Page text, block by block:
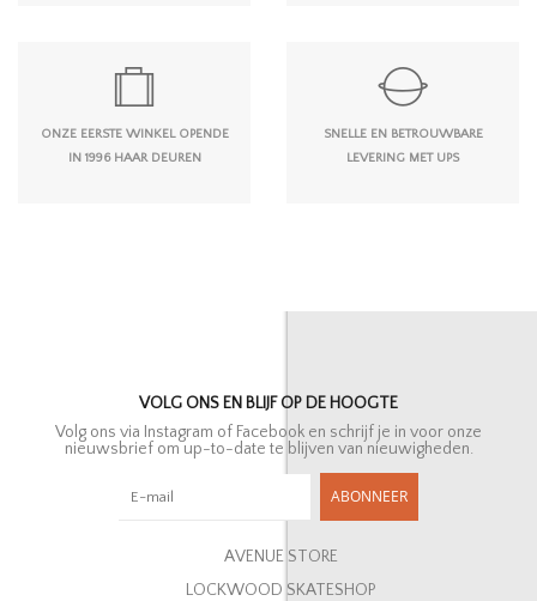
ONZE EERSTE WINKEL OPENDE
IN 1996 HAAR DEUREN
SNELLE EN BETROUWBARE
LEVERING MET UPS
VOLG ONS EN BLIJF OP DE HOOGTE
Volg ons via Instagram of Facebook en schrijf je in voor onze
nieuwsbrief om up-to-date te blijven van nieuwigheden.
ABONNEER
AVENUE STORE
LOCKWOOD SKATESHOP